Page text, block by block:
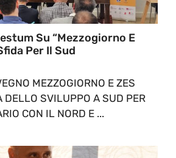
Su “Mezzogiorno E
Per Il Sud
MEZZOGIORNO E ZES
DELLO SVILUPPO A SUD PER
CON IL NORD E ...